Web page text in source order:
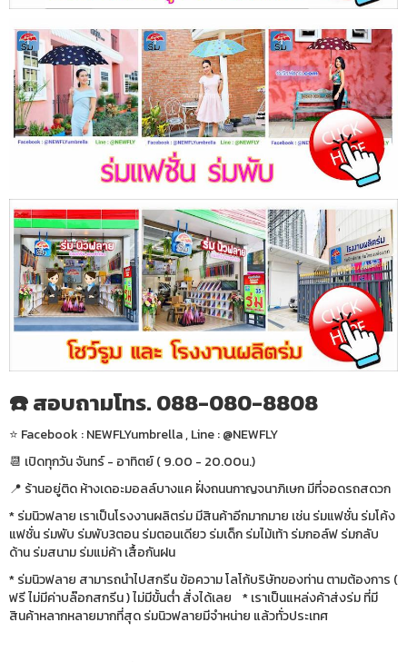
☎️ สอบถามโทร. 088-080-8808
⭐️ Facebook : NEWFLYumbrella , Line : @NEWFLY
📆 เปิดทุกวัน จันทร์ - อาทิตย์ ( 9.00 - 20.00น.)
📍 ร้านอยู่ติด ห้างเดอะมอลล์บางแค ฝั่งถนนกาญจนาภิเษก มีที่จอดรถสดวก
* ร่มนิวฟลาย เราเป็นโรงงานผลิตร่ม มีสินค้าอีกมากมาย เช่น ร่มแฟชั่น ร่มโค้ง
แฟชั่น ร่มพับ ร่มพับ3ตอน ร่มตอนเดียว ร่มเด็ก ร่มไม้เท้า ร่มกอล์ฟ ร่มกลับ
ด้าน ร่มสนาม ร่มแม่ค้า เสื้อกันฝน
* ร่มนิวฟลาย สามารถนำไปสกรีน ข้อความ โลโก้บริษัทของท่าน ตามต้องการ (
ฟรี ไม่มีค่าบล๊อกสกรีน ) ไม่มีขั้นต่ำ สั่งได้เลย * เราเป็นแหล่งค้าส่งร่ม ที่มี
สินค้าหลากหลายมากที่สุด ร่มนิวฟลายมีจำหน่าย แล้วทั่วประเทศ